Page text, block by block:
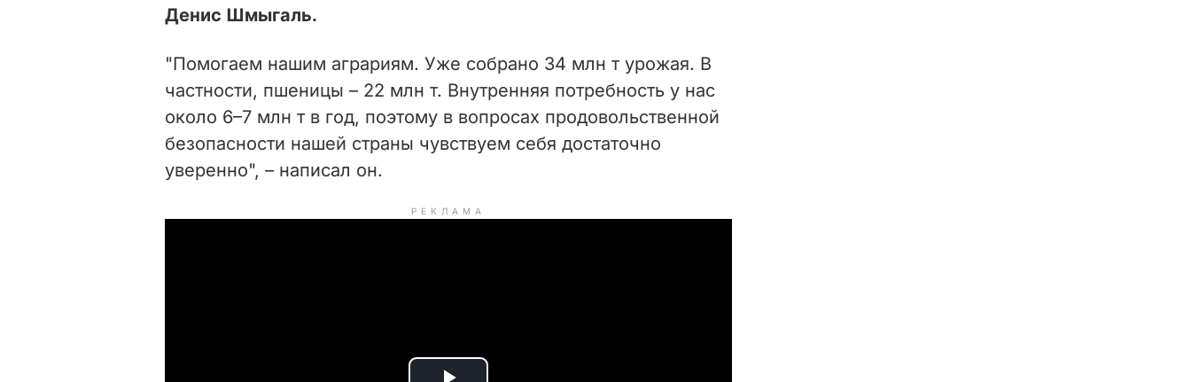
Денис Шмыгаль.
"Помогаем нашим аграриям. Уже собрано 34 млн т урожая. В
частности, пшеницы – 22 млн т. Внутренняя потребность у нас
около 6–7 млн т в год, поэтому в вопросах продовольственной
безопасности нашей страны чувствуем себя достаточно
уверенно", – написал он.
РЕКЛАМА